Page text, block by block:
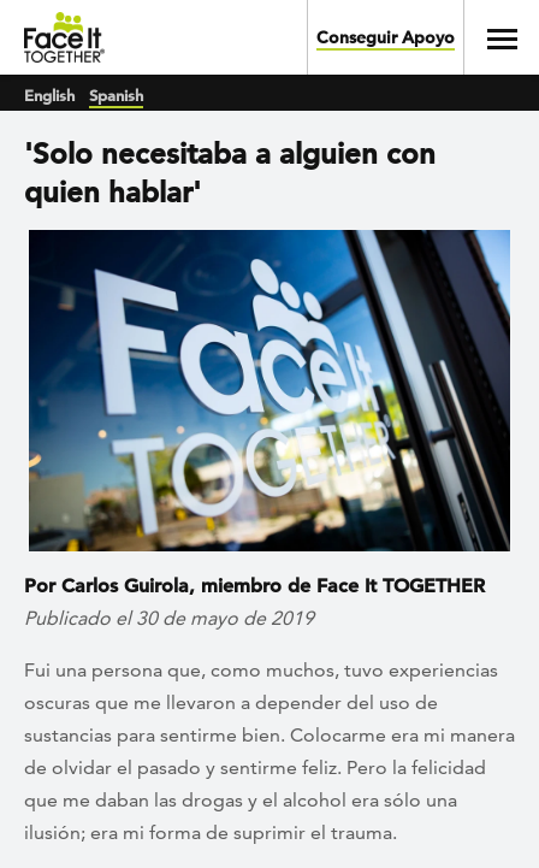
Skip to main content
Conseguir Apoyo
English Spanish
'Solo necesitaba a alguien con
quien hablar'
Por Carlos Guirola, miembro de Face It TOGETHER
Publicado el 30 de mayo de 2019
Fui una persona que, como muchos, tuvo experiencias
oscuras que me llevaron a depender del uso de
sustancias para sentirme bien. Colocarme era mi manera
de olvidar el pasado y sentirme feliz. Pero la felicidad
que me daban las drogas y el alcohol era sólo una
ilusión; era mi forma de suprimir el trauma.